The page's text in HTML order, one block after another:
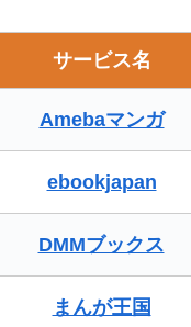
サービス名
Amebaマンガ
ebookjapan
DMMブックス
まんが王国